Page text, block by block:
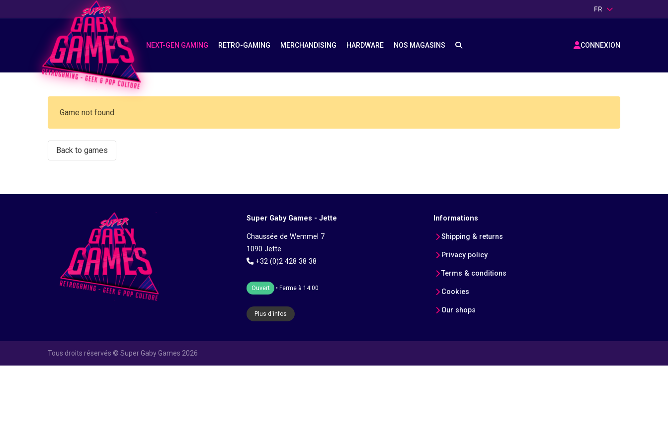
FR
NEXT-GEN GAMING RETRO-GAMING MERCHANDISING HARDWARE NOS MAGASINS CONNEXION
Suggestions
Nos derniers produits retrogaming
Notre merchandising
Game not found
Back to games
Super Gaby Games - Jette
Chaussée de Wemmel 7
1090 Jette
+32 (0)2 428 38 38
Ouvert • Ferme à 14:00
Plus d'infos
Informations
Shipping & returns
Privacy policy
Terms & conditions
Cookies
Our shops
Tous droits réservés © Super Gaby Games 2026